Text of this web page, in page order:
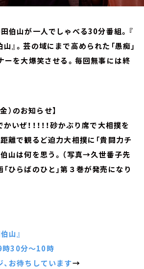
伯山が一人でしゃべる30分番組。『
』。芸の域にまで高められた「愚痴」
ーを大爆笑させる。毎回無事には終
）のお知らせ】
いぜ！！！！！砂かぶり席で大相撲を
離で観るど迫力大相撲に「貴闘力チ
山は何を思う。（写真→久世番子先
ひらばのひと」第３巻が発売になり
山』
時30分～10時
お待ちしています→